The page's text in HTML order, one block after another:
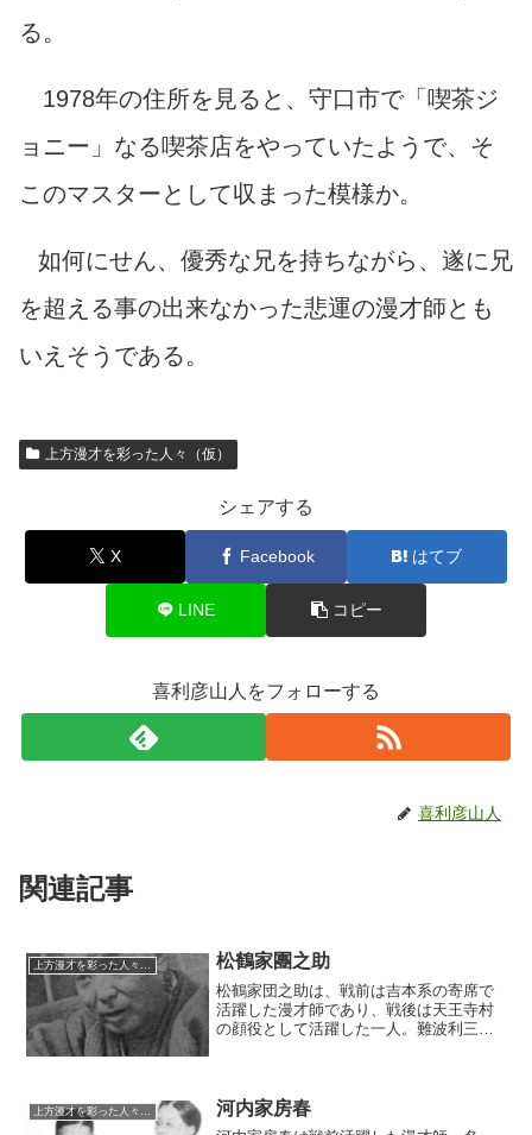
る。
1978年の住所を見ると、守口市で「喫茶ジ
ョニー」なる喫茶店をやっていたようで、そ
このマスターとして収まった模様か。
如何にせん、優秀な兄を持ちながら、遂に兄
を超える事の出来なかった悲運の漫才師とも
いえそうである。
上方漫才を彩った人々（仮）
シェアする
X Facebook はてブ
LINE コピー
喜利彦山人をフォローする
喜利彦山人
関連記事
上方漫才を彩った人々（仮） 松鶴家團之助
松鶴家団之助は、戦前は吉本系の寄席で
活躍した漫才師であり、戦後は天王寺村
の顔役として活躍した一人。難波利三
れたという。カバ漫才という独特のネタ
を演じた。
上方漫才を彩った人々（仮） 河内家房春